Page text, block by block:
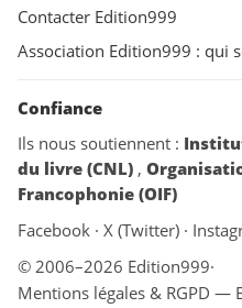
Contacter Edition999
Association Edition999 : qui
Confiance
Ils nous soutiennent :
du livre (CNL) ,
Francophonie (OIF)
Facebook · X (Twitter) ·
© 2006–2026 Edition999·
Mentions légales & RGPD —